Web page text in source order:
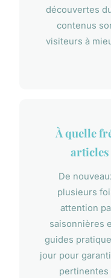
découvertes
contenus
visiteurs à
À quelle
De
plusieurs
attention
saisonnières
guides
jour pour
pertinentes